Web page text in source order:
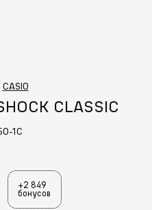
CASIO
CLASSIC
1C
+2 849
бонусов